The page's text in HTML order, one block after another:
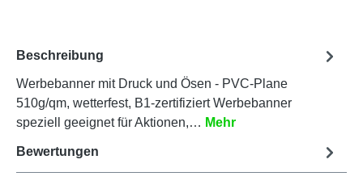
Beschreibung
Werbebanner mit Druck und Ösen - PVC-Plane
510g/qm, wetterfest, B1-zertifiziert Werbebanner
speziell geeignet für Aktionen,… Mehr
Bewertungen